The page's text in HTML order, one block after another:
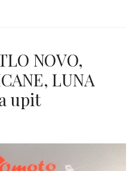
NOVO,
LUNA
upit